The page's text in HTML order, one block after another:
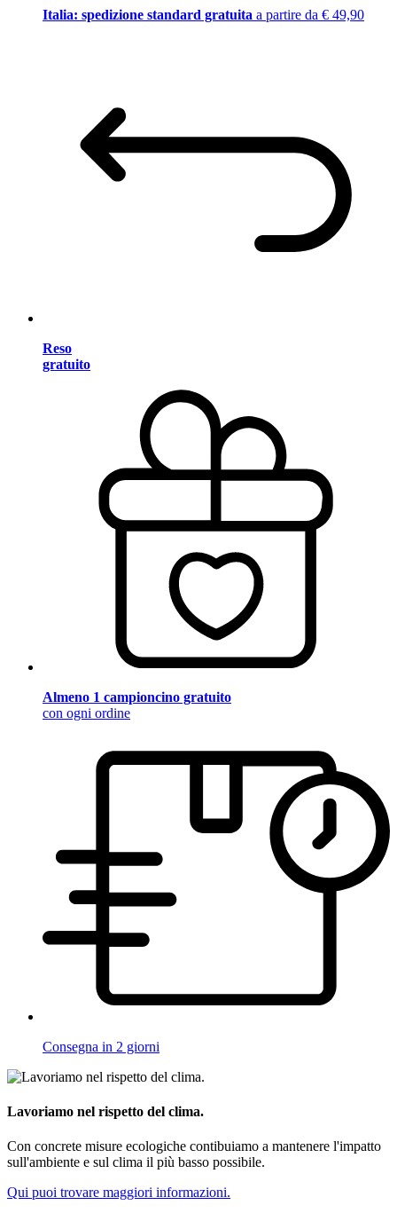
Italia: spedizione standard gratuita a partire da € 49,90
Reso
gratuito
Almeno 1 campioncino gratuito
con ogni ordine
Consegna in 2 giorni
Lavoriamo nel rispetto del clima.
Con concrete misure ecologiche contibuiamo a mantenere l'impatto
sull'ambiente e sul clima il più basso possibile.
Qui puoi trovare maggiori informazioni.